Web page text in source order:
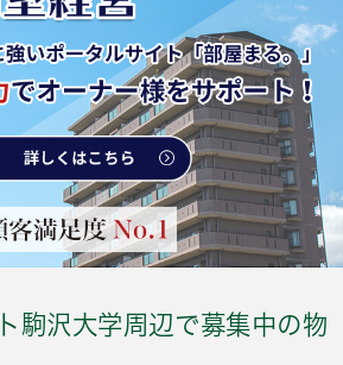
駒沢大学周辺で募集中の物